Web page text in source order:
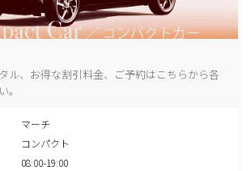
ル、お得な割引料金、ご予約はこちらから各
マーチ
コンパクト
08:00-19:00